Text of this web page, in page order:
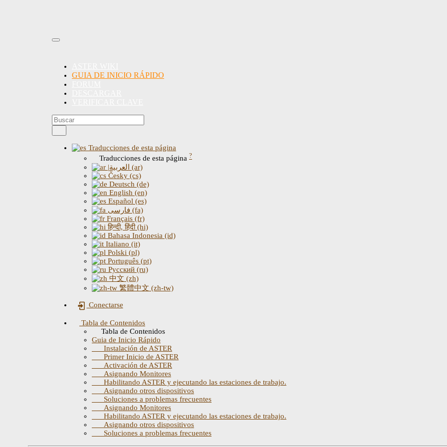
GUIA DE INICIO RÁPIDO
Traducciones de esta página
Traducciones de esta página ?
|العربية (ar)
Česky (cs)
Deutsch (de)
English (en)
Español (es)
فارسی (fa)
Français (fr)
हिन्दी, हिंदी (hi)
Bahasa Indonesia (id)
Italiano (it)
Polski (pl)
Português (pt)
Русский (ru)
中文 (zh)
繁體中文 (zh-tw)
Conectarse
Tabla de Contenidos
Tabla de Contenidos
Guia de Inicio Rápido
Instalación de ASTER
Primer Inicio de ASTER
Activación de ASTER
Asignando Monitores
Habilitando ASTER y ejecutando las estaciones de trabajo.
Asignando otros dispositivos
Soluciones a problemas frecuentes
Asignando Monitores
Habilitando ASTER y ejecutando las estaciones de trabajo.
Asignando otros dispositivos
Soluciones a problemas frecuentes